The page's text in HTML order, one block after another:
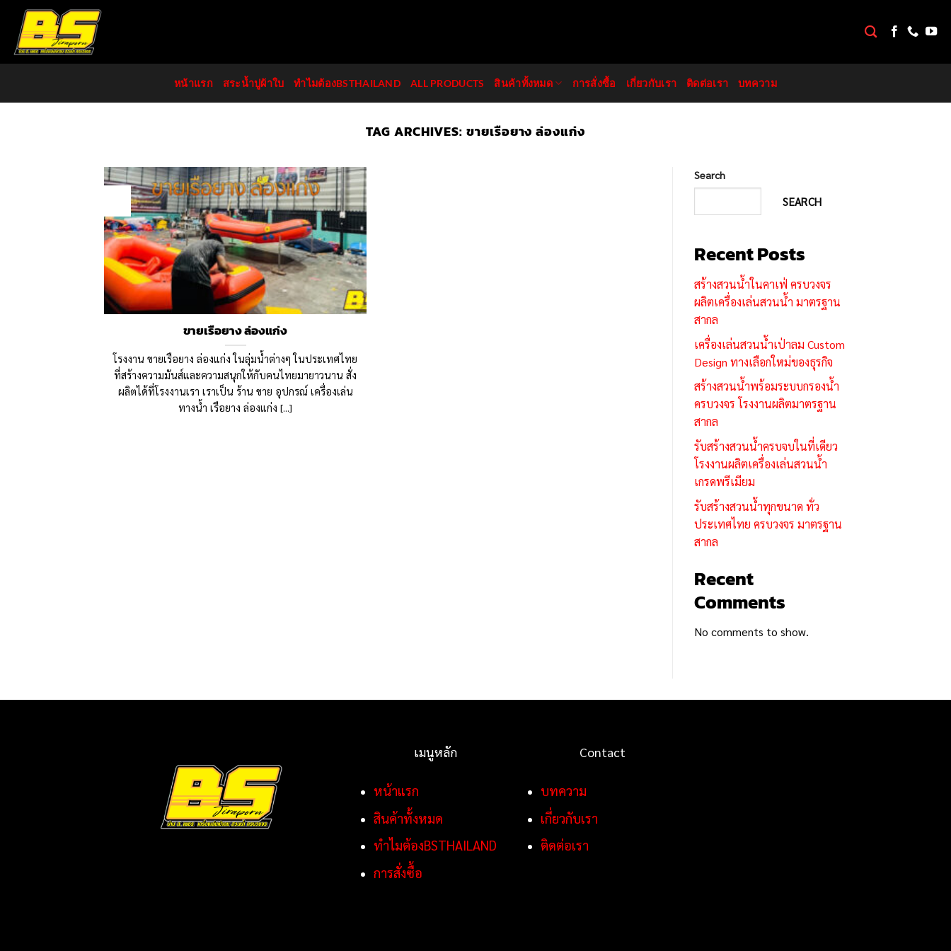
content
หน้าแรก สระน้ำปูผ้าใบ ทำไมต้องBSTHAILAND ALL PRODUCTS สินค้าทั้งหมด การสั่งซื้อ เกี่ยวกับเรา ติดต่อเรา บทความ
TAG ARCHIVES:ขายเรือยาง ล่องแก่ง
ขายเรือยาง ล่องแก่ง
โรงงาน ขายเรือยาง ล่องแก่ง ในลุ่มน้ำต่างๆ ในประเทศไทย
ที่สร้างความมันส์และความสนุกให้กับคนไทยมายาวนาน สั่ง
ผลิตได้ที่โรงงานเรา เราเป็น ร้าน ขาย อุปกรณ์ เครื่องเล่น
ทางน้ำ เรือยาง ล่องแก่ง [...]
Search
SEARCH
Recent Posts
สร้างสวนน้ำในคาเฟ่ ครบวงจร
ผลิตเครื่องเล่นสวนน้ำ มาตรฐาน
สากล
เครื่องเล่นสวนน้ำเป่าลม Custom
Design ทางเลือกใหม่ของธุรกิจ
สร้างสวนน้ำพร้อมระบบกรองน้ำ
ครบวงจร โรงงานผลิตมาตรฐาน
สากล
รับสร้างสวนน้ำครบจบในที่เดียว
โรงงานผลิตเครื่องเล่นสวนน้ำ
เกรดพรีเมียม
รับสร้างสวนน้ำทุกขนาด ทั่ว
ประเทศไทย ครบวงจร มาตรฐาน
สากล
Recent
Comments
No comments to show.
เมนูหลัก
หน้าแรก
สินค้าทั้งหมด
ทำไมต้องBSTHAILAND
การสั่งซื้อ
Contact
บทความ
เกี่ยวกับเรา
ติดต่อเรา